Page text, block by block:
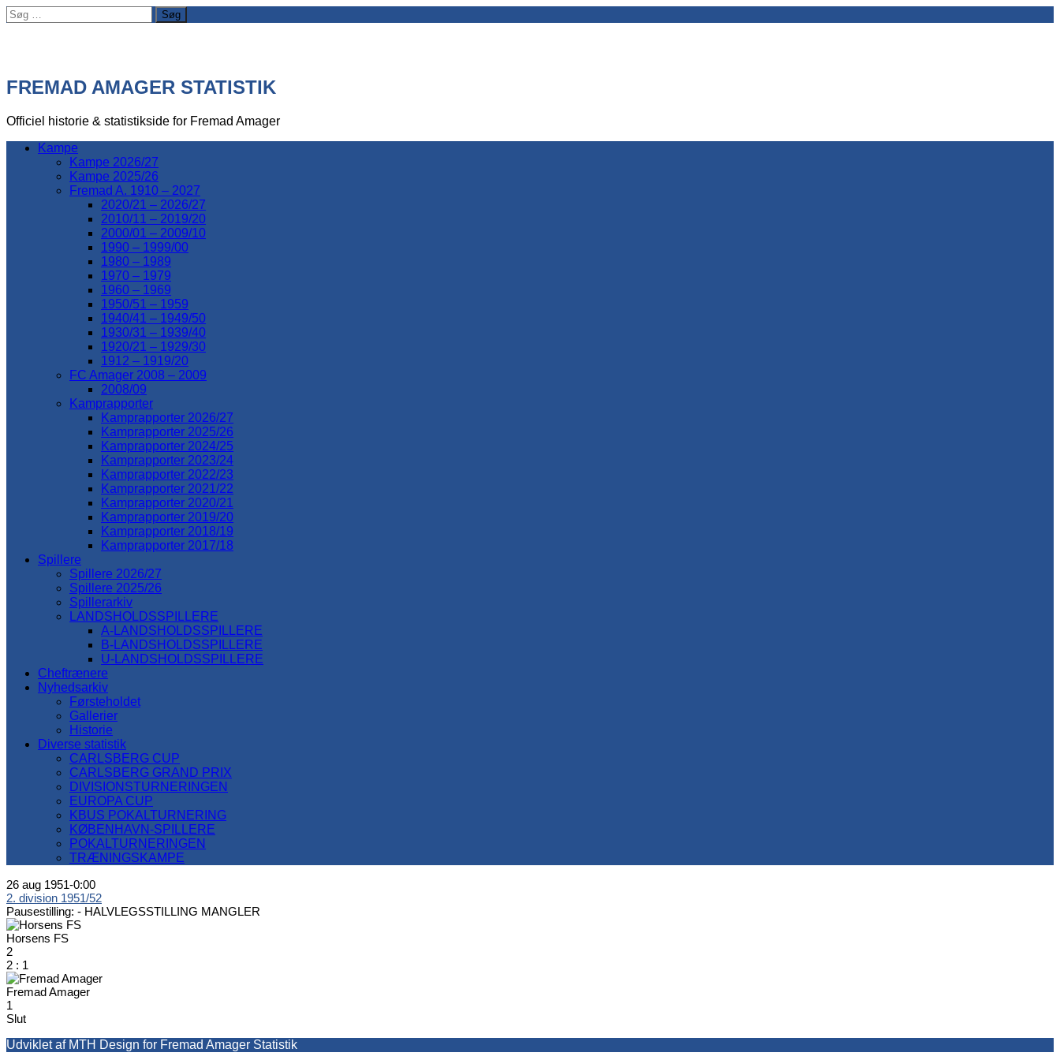
Søg
efter:
FREMAD AMAGER STATISTIK
Officiel historie & statistikside for Fremad Amager
Kampe
Kampe 2026/27
Kampe 2025/26
Fremad A. 1910 – 2027
2020/21 – 2026/27
2010/11 – 2019/20
2000/01 – 2009/10
1990 – 1999/00
1980 – 1989
1970 – 1979
1960 – 1969
1950/51 – 1959
1940/41 – 1949/50
1930/31 – 1939/40
1920/21 – 1929/30
1912 – 1919/20
FC Amager 2008 – 2009
2008/09
Kamprapporter
Kamprapporter 2026/27
Kamprapporter 2025/26
Kamprapporter 2024/25
Kamprapporter 2023/24
Kamprapporter 2022/23
Kamprapporter 2021/22
Kamprapporter 2020/21
Kamprapporter 2019/20
Kamprapporter 2018/19
Kamprapporter 2017/18
Spillere
Spillere 2026/27
Spillere 2025/26
Spillerarkiv
LANDSHOLDSSPILLERE
A-LANDSHOLDSSPILLERE
B-LANDSHOLDSSPILLERE
U-LANDSHOLDSSPILLERE
Cheftrænere
Nyhedsarkiv
Førsteholdet
Gallerier
Historie
Diverse statistik
CARLSBERG CUP
CARLSBERG GRAND PRIX
DIVISIONSTURNERINGEN
EUROPA CUP
KBUS POKALTURNERING
KØBENHAVN-SPILLERE
POKALTURNERINGEN
TRÆNINGSKAMPE
26 aug 1951-0:00
2. division 1951/52
Pausestilling: - HALVLEGSSTILLING MANGLER
Horsens FS
2
2 : 1
Fremad Amager
1
Slut
Udviklet af MTH Design for Fremad Amager Statistik